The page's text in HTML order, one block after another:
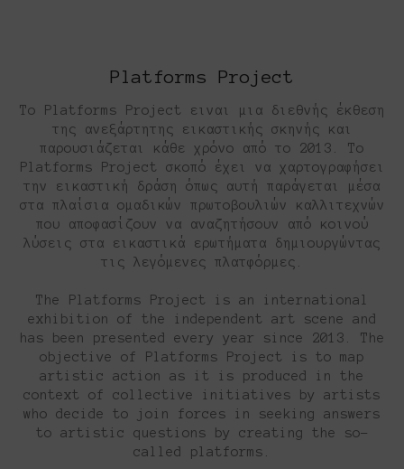
Platforms Project
Το Platforms Project ειναι μια διεθνής έκθεση
της ανεξάρτητης εικαστικής σκηνής και
παρουσιάζεται κάθε χρόνο από το 2013. Το
Platforms Project σκοπό έχει να χαρτογραφήσει
την εικαστική δράση όπως αυτή παράγεται μέσα
στα πλαίσια ομαδικών πρωτοβουλιών καλλιτεχνών
που αποφασίζουν να αναζητήσουν από κοινού
λύσεις στα εικαστικά ερωτήματα δημιουργώντας
τις λεγόμενες πλατφόρμες.
The Platforms Project is an international
exhibition of the independent art scene and
has been presented every year since 2013. The
objective of Platforms Project is to map
artistic action as it is produced in the
context of collective initiatives by artists
who decide to join forces in seeking answers
to artistic questions by creating the so-
called platforms.